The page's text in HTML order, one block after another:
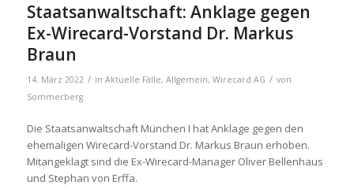
Staatsanwaltschaft: Anklage gegen
Ex-Wirecard-Vorstand Dr. Markus
Braun
14. März 2022 / in Aktuelle Fälle, Allgemein, Wirecard AG / von
Sommerberg
Die Staatsanwaltschaft München I hat Anklage gegen den
ehemaligen Wirecard-Vorstand Dr. Markus Braun erhoben.
Mitangeklagt sind die Ex-Wirecard-Manager Oliver Bellenhaus
und Stephan von Erffa.